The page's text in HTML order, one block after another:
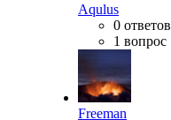
Aqulus
0 ответов
1 вопрос
Freeman